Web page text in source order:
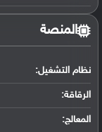
المنصة
نظام التشغيل:
الرقاقة:
المعالج: